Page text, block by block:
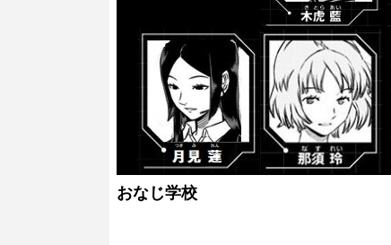
おなじ学校